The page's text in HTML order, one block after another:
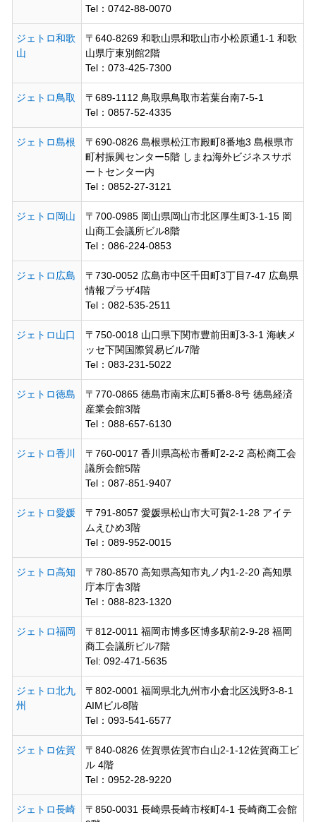
Tel：0742-88-0070
ジェトロ和歌
山
〒640-8269 和歌山県和歌山市小松原通1-1 和歌
山県庁東別館2階
Tel：073-425-7300
ジェトロ鳥取
〒689-1112 鳥取県鳥取市若葉台南7-5-1
Tel：0857-52-4335
ジェトロ島根
〒690-0826 島根県松江市殿町8番地3 島根県市
町村振興センター5階 しまね海外ビジネスサポ
ートセンター内
Tel：0852-27-3121
ジェトロ岡山
〒700-0985 岡山県岡山市北区厚生町3-1-15 岡
山商工会議所ビル8階
Tel：086-224-0853
ジェトロ広島
〒730-0052 広島市中区千田町3丁目7-47 広島県
情報プラザ4階
Tel：082-535-2511
ジェトロ山口
〒750-0018 山口県下関市豊前田町3-3-1 海峡メ
ッセ下関国際貿易ビル7階
Tel：083-231-5022
ジェトロ徳島
〒770-0865 徳島市南末広町5番8-8号 徳島経済
産業会館3階
Tel：088-657-6130
ジェトロ香川
〒760-0017 香川県高松市番町2-2-2 高松商工会
議所会館5階
Tel：087-851-9407
ジェトロ愛媛
〒791-8057 愛媛県松山市大可賀2-1-28 アイテ
ムえひめ3階
Tel：089-952-0015
ジェトロ高知
〒780-8570 高知県高知市丸ノ内1-2-20 高知県
庁本庁舎3階
Tel：088-823-1320
ジェトロ福岡
〒812-0011 福岡市博多区博多駅前2-9-28 福岡
商工会議所ビル7階
Tel: 092-471-5635
ジェトロ北九
州
〒802-0001 福岡県北九州市小倉北区浅野3-8-1
AIMビル8階
Tel：093-541-6577
ジェトロ佐賀
〒840-0826 佐賀県佐賀市白山2-1-12佐賀商工ビ
ル 4階
Tel：0952-28-9220
ジェトロ長崎
〒850-0031 長崎県長崎市桜町4-1 長崎商工会館